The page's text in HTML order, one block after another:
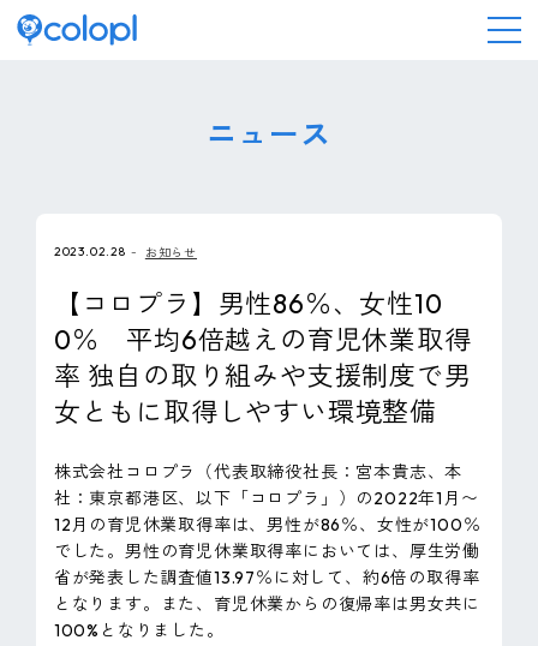
IR情報
採用情報
サステナビリティ
ピンマーク
ニュース
2023.02.28 お知らせ
【コロプラ】男性86％、女性10
0％ 平均6倍越えの育児休業取得
率 独自の取り組みや支援制度で男
女ともに取得しやすい環境整備
株式会社コロプラ（代表取締役社長：宮本貴志、本
社：東京都港区、以下「コロプラ」）の2022年1月〜
12月の育児休業取得率は、男性が86％、女性が100％
でした。男性の育児休業取得率においては、厚生労働
省が発表した調査値13.97％に対して、約6倍の取得率
となります。また、育児休業からの復帰率は男女共に
100%となりました。